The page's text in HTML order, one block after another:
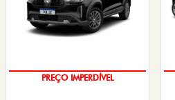
O SUV AUTOMÁTICO MAIS